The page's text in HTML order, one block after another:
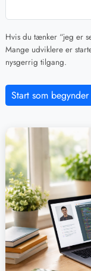
Hvis du tænker “jeg er
Mange udviklere er
nysgerrig tilgang.
Start som begynder